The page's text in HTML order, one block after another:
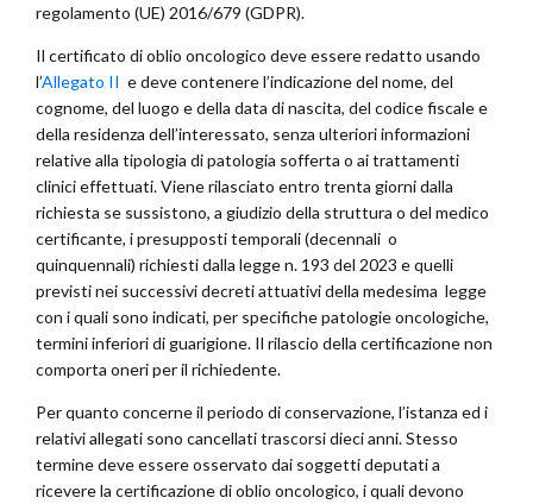
regolamento (UE) 2016/679 (GDPR).
Il certificato di oblio oncologico deve essere redatto usando
l’Allegato II e deve contenere l’indicazione del nome, del
cognome, del luogo e della data di nascita, del codice fiscale e
della residenza dell’interessato, senza ulteriori informazioni
relative alla tipologia di patologia sofferta o ai trattamenti
clinici effettuati. Viene rilasciato entro trenta giorni dalla
richiesta se sussistono, a giudizio della struttura o del medico
certificante, i presupposti temporali (decennali o
quinquennali) richiesti dalla legge n. 193 del 2023 e quelli
previsti nei successivi decreti attuativi della medesima legge
con i quali sono indicati, per specifiche patologie oncologiche,
termini inferiori di guarigione. Il rilascio della certificazione non
comporta oneri per il richiedente.
Per quanto concerne il periodo di conservazione, l’istanza ed i
relativi allegati sono cancellati trascorsi dieci anni. Stesso
termine deve essere osservato dai soggetti deputati a
ricevere la certificazione di oblio oncologico, i quali devono